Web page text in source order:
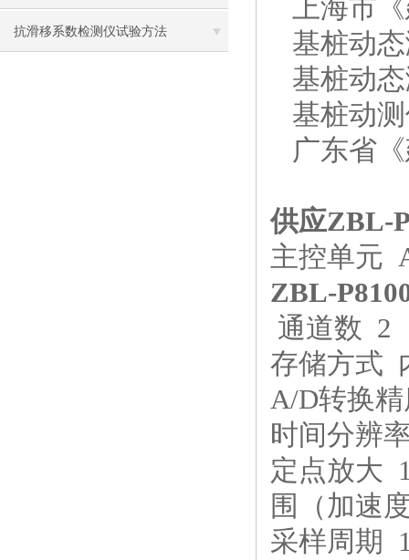
抗滑移系数检测仪试验方法
上海市《
基桩动态
基桩动态
基桩动测
广东省《
供应ZBL-
主控单元
ZBL-
通道数 2
存储方式
A/D转换
时间分辨
定点放大
围（加速
采样周期